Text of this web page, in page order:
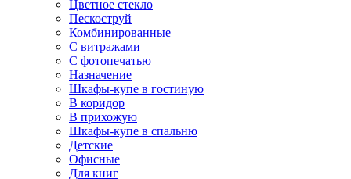
Цветное стекло
Пескоструй
Комбинированные
С витражами
С фотопечатью
Назначение
Шкафы-купе в гостиную
В коридор
В прихожую
Шкафы-купе в спальню
Детские
Офисные
Для книг